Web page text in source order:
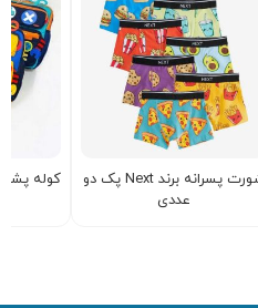
شورت پسرانه برند Next پک دو
عددی
کوله